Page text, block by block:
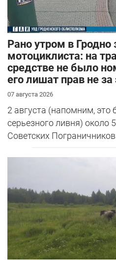
Рано утром в
мотоциклиста: на
средстве не было
его лишат прав не за
07 августа 2026
2 августа (напомним, это
серьезного ливня) около
Советских Пограничников